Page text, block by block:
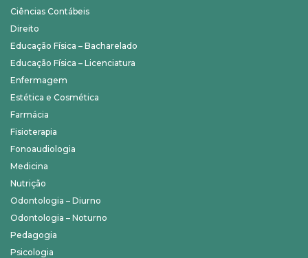
Ciências Contábeis
Direito
Educação Física – Bacharelado
Educação Física – Licenciatura
Enfermagem
Estética e Cosmética
Farmácia
Fisioterapia
Fonoaudiologia
Medicina
Nutrição
Odontologia – Diurno
Odontologia – Noturno
Pedagogia
Psicologia